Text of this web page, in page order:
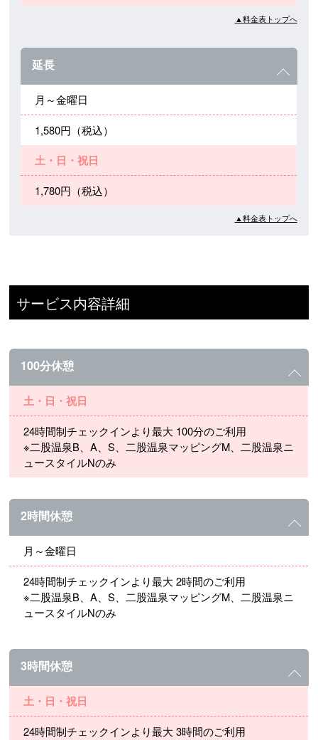
▲料金表トップへ
延長
月～金曜日
1,580円（税込）
土・日・祝日
1,780円（税込）
▲料金表トップへ
サービス内容詳細
100分休憩
土・日・祝日
24時間制チェックインより最大 100分のご利用
※二股温泉B、A、S、二股温泉マッピングM、二股温泉ニ
ュースタイルNのみ
2時間休憩
月～金曜日
24時間制チェックインより最大 2時間のご利用
※二股温泉B、A、S、二股温泉マッピングM、二股温泉ニ
ュースタイルNのみ
3時間休憩
土・日・祝日
24時間制チェックインより最大 3時間のご利用